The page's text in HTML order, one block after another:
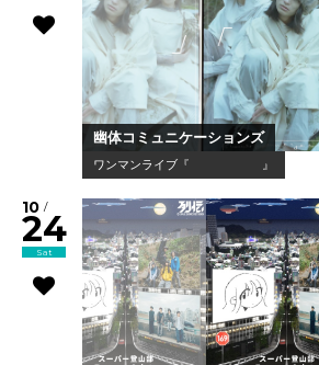
幽体コミュニケーションズ
ワンマンライブ『 』
10 /
24
Sat